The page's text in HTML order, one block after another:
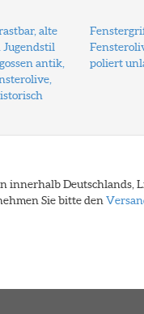
alte
antik,
poliert
innerhalb Deutschlands,
Sie bitte den